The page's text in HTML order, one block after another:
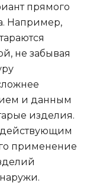
прямого
Например,
не забывая
и данным
изделия.
применение